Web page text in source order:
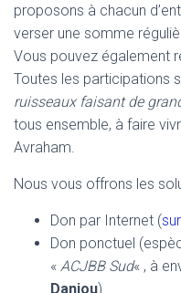
proposons à chacun
verser une somme
Vous pouvez également
Toutes les participations
ruisseaux faisant de
tous ensemble, à faire
Avraham.
Nous vous offrons les
Don par Internet (
Don ponctuel
« ACJBB Sud« , à
Danjou)